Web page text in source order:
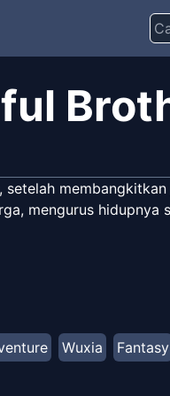
mengurus
Wuxia Fantasy